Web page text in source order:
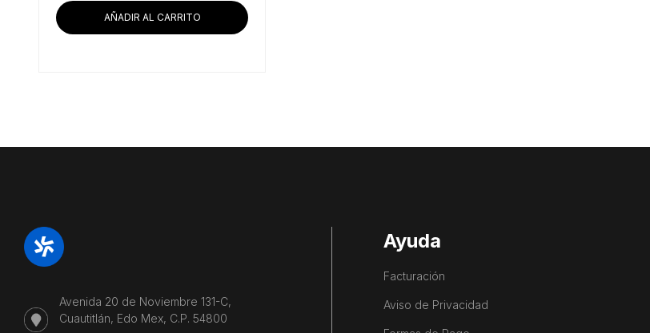
AÑADIR AL CARRITO
Avenida 20 de Noviembre 131-C,
Cuautitlán, Edo Mex, C.P. 54800
Ayuda
Facturación
Aviso de Privacidad